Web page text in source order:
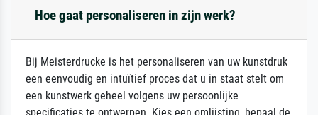
Hoe gaat personaliseren in zijn werk?
Bij Meisterdrucke is het personaliseren van uw kunstdruk
een eenvoudig en intuïtief proces dat u in staat stelt om
een kunstwerk geheel volgens uw persoonlijke